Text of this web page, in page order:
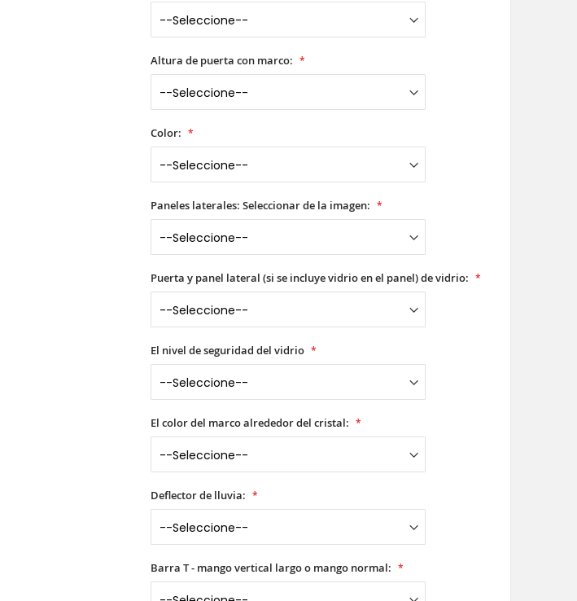
Altura de puerta con marco:
Color:
Paneles laterales: Seleccionar de la imagen:
Puerta y panel lateral (si se incluye vidrio en el panel) de vidrio:
El nivel de seguridad del vidrio
El color del marco alrededor del cristal:
Deflector de lluvia:
Barra T - mango vertical largo o mango normal: